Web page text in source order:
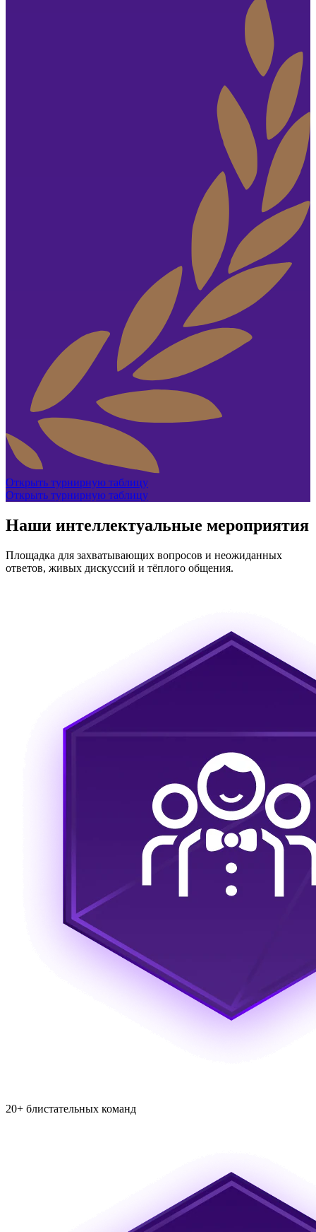
Открыть турнирную таблицу
Открыть турнирную таблицу
Наши интеллектуальные мероприятия
Площадка для захватывающих вопросов и неожиданных
ответов, живых дискуссий и тёплого общения.
20+ блистательных команд